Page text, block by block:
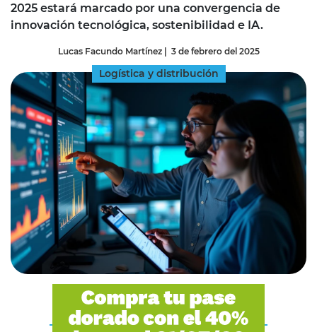
2025 estará marcado por una convergencia de
innovación tecnológica, sostenibilidad e IA.
Lucas Facundo Martínez| 3 de febrero del 2025
Logística y distribución